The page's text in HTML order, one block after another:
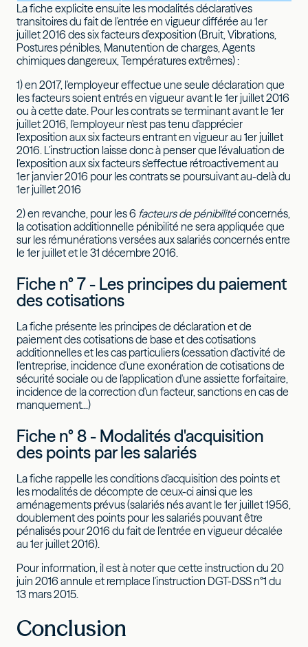
La fiche explicite ensuite les modalités déclaratives
transitoires du fait de l'entrée en vigueur différée au 1er
juillet 2016 des six facteurs d'exposition (Bruit, Vibrations,
Postures pénibles, Manutention de charges, Agents
chimiques dangereux, Températures extrêmes) :
1) en 2017, l'employeur effectue une seule déclaration que
les facteurs soient entrés en vigueur avant le 1er juillet 2016
ou à cette date. Pour les contrats se terminant avant le 1er
juillet 2016, l'employeur n'est pas tenu d'apprécier
l'exposition aux six facteurs entrant en vigueur au 1er juillet
2016. L'instruction laisse donc à penser que l'évaluation de
l'exposition aux six facteurs s'effectue rétroactivement au
1er janvier 2016 pour les contrats se poursuivant au-delà du
1er juillet 2016
2) en revanche, pour les 6 facteurs de pénibilitéconcernés,
la cotisation additionnelle pénibilité ne sera appliquée que
sur les rémunérations versées aux salariés concernés entre
le 1er juillet et le 31 décembre 2016.
Fiche n° 7 - Les principes du paiement
des cotisations
La fiche présente les principes de déclaration et de
paiement des cotisations de base et des cotisations
additionnelles et les cas particuliers (cessation d'activité de
l'entreprise, incidence d'une exonération de cotisations de
sécurité sociale ou de l'application d'une assiette forfaitaire,
incidence de la correction d'un facteur, sanctions en cas de
manquement...)
Fiche n° 8 - Modalités d'acquisition
des points par les salariés
La fiche rappelle les conditions d'acquisition des points et
les modalités de décompte de ceux-ci ainsi que les
aménagements prévus (salariés nés avant le 1er juillet 1956,
doublement des points pour les salariés pouvant être
pénalisés pour 2016 du fait de l'entrée en vigueur décalée
au 1er juillet 2016).
Pour information, il est à noter que cette instruction du 20
juin 2016 annule et remplace l'instruction DGT-DSS n°1 du
13 mars 2015.
Conclusion